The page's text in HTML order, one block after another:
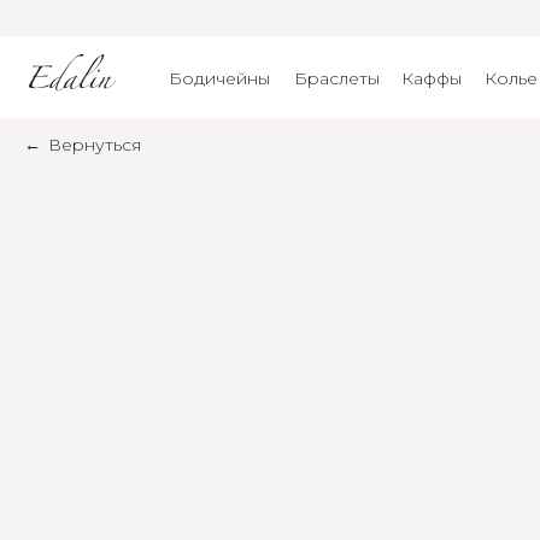
Бодичейны Колье
Браслеты Каффы
Вернуться
←